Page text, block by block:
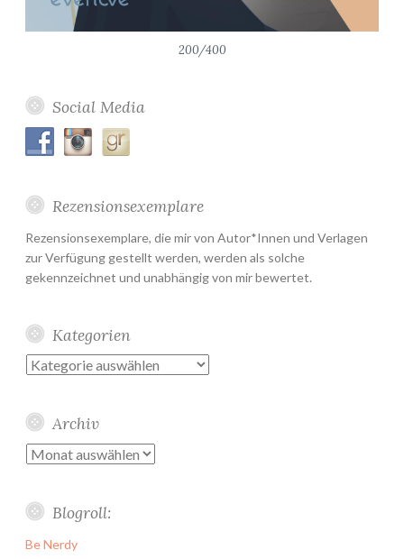
200/400
Social Media
Rezensionsexemplare
Rezensionsexemplare, die mir von Autor*Innen und Verlagen
zur Verfügung gestellt werden, werden als solche
gekennzeichnet und unabhängig von mir bewertet.
Kategorien
Kategorien
Archiv
Archiv
Blogroll:
Be Nerdy